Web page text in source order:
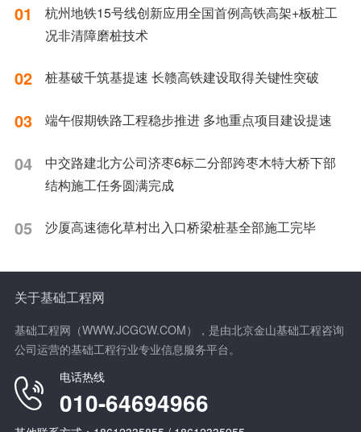
01
杭州地铁15号线创新应用全国首例高铁高架+板桩工
况非清障磨桩技术
02 桩基破千筑基提速 长赣高铁建设取得关键性突破
03 端午假期铁路工程稳步推进 多地重点项目建设提速
04
中交路建北方公司济枣6标二分部跨枣木特大桥下部
结构施工任务圆满完成
05 沙厦高速德化草村出入口桥梁桩基全部施工完毕
关于基础工程网
基础工程网（WWW.JCGCW.COM），是由北京金山基础工程咨询
公司运营的基础工程行业专业信息服务平台。
电话热线
010-64694966